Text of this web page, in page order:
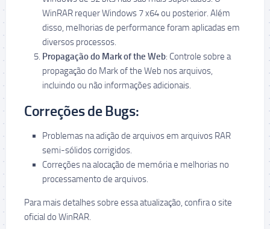
WinRAR requer Windows 7 x64 ou posterior. Além
disso, melhorias de performance foram aplicadas em
diversos processos.
Propagação do Mark of the Web: Controle sobre a
propagação do Mark of the Web nos arquivos,
incluindo ou não informações adicionais.
Correções de Bugs:
Problemas na adição de arquivos em arquivos RAR
semi-sólidos corrigidos.
Correções na alocação de memória e melhorias no
processamento de arquivos.
Para mais detalhes sobre essa atualização, confira o site
oficial do WinRAR.